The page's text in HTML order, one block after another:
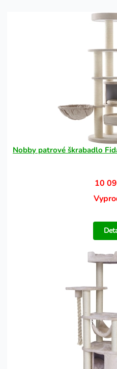
Nobby patrové škrabadlo
10